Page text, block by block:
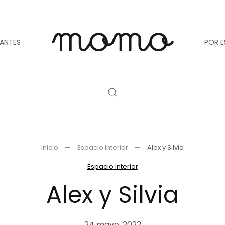
POR
Inicio Espacio Interior
Alex y Silvia
Espacio Interior
Alex y Silvia